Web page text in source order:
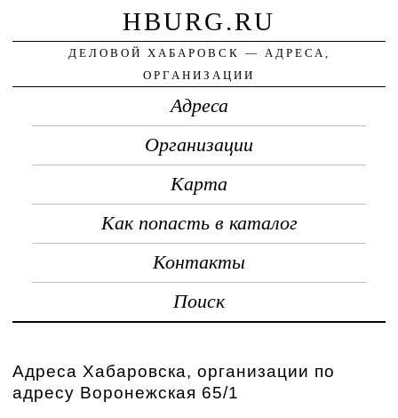
HBURG.RU
ДЕЛОВОЙ ХАБАРОВСК — АДРЕСА,
ОРГАНИЗАЦИИ
Адреса
Организации
Карта
Как попасть в каталог
Контакты
Поиск
Адреса Хабаровска, организации по
адресу Воронежская 65/1